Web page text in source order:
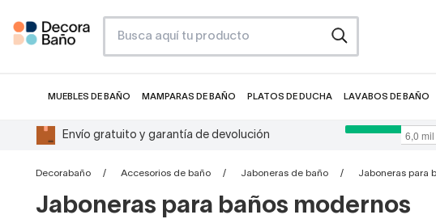
MUEBLES DE BAÑO MAMPARAS DE BAÑO PLATOS DE DUCHA LAVABOS DE BAÑO
Envío gratuito y garantía de devolución
Decorabaño Accesorios de baño Jaboneras de baño Jaboneras para
Jaboneras para baños modernos